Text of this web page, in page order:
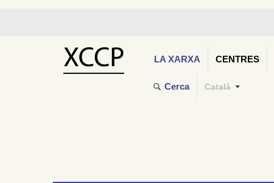
LA XARXA CENTRES
Cerca Català